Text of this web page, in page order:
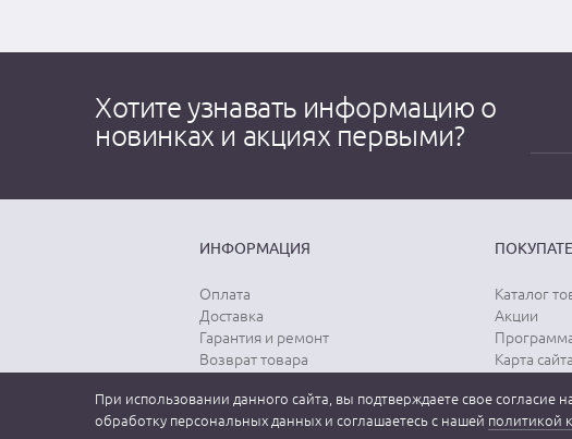
Хотите узнавать информацию о
новинках и акциях первыми?
ИНФОРМАЦИЯ
Оплата
Доставка
Гарантия и ремонт
Возврат товара
Уход за одеждой
Каталог
Акции
Карта сайта
Отзывы о
При использовании данного сайта, вы подтверждаете свое согласие
обработку персональных данных и соглашаетесь с нашей политикой